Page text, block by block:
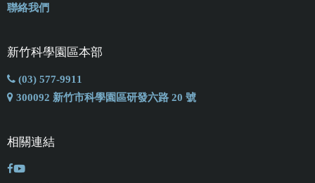
聯絡我們
新竹科學園區本部
(03) 577-9911
300092 新竹市科學園區研發六路 20 號
相關連結